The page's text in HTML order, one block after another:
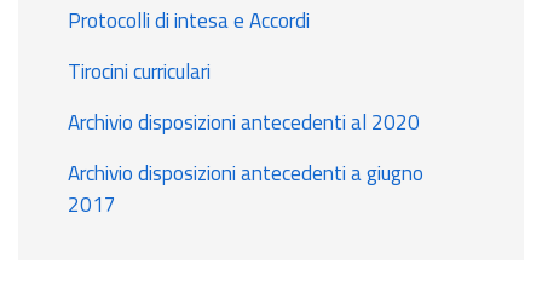
Protocolli di intesa e Accordi
Tirocini curriculari
Archivio disposizioni antecedenti al 2020
Archivio disposizioni antecedenti a giugno
2017